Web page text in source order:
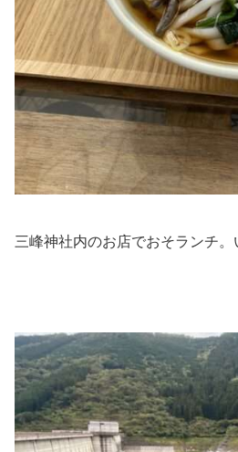
三峰神社内のお店でおそランチ。